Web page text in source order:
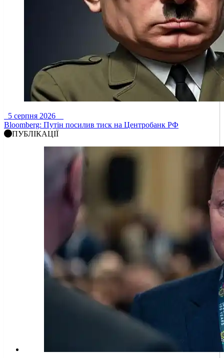
5 серпня 2026
Bloomberg: Путін посилив тиск на Центробанк РФ
ПУБЛІКАЦІЇ